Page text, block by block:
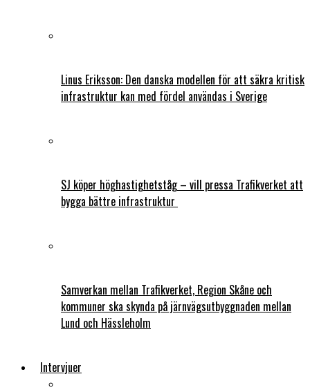
Linus Eriksson: Den danska modellen för att säkra kritisk
infrastruktur kan med fördel användas i Sverige
SJ köper höghastighetståg – vill pressa Trafikverket att
bygga bättre infrastruktur
Samverkan mellan Trafikverket, Region Skåne och
kommuner ska skynda på järnvägsutbyggnaden mellan
Lund och Hässleholm
Intervjuer